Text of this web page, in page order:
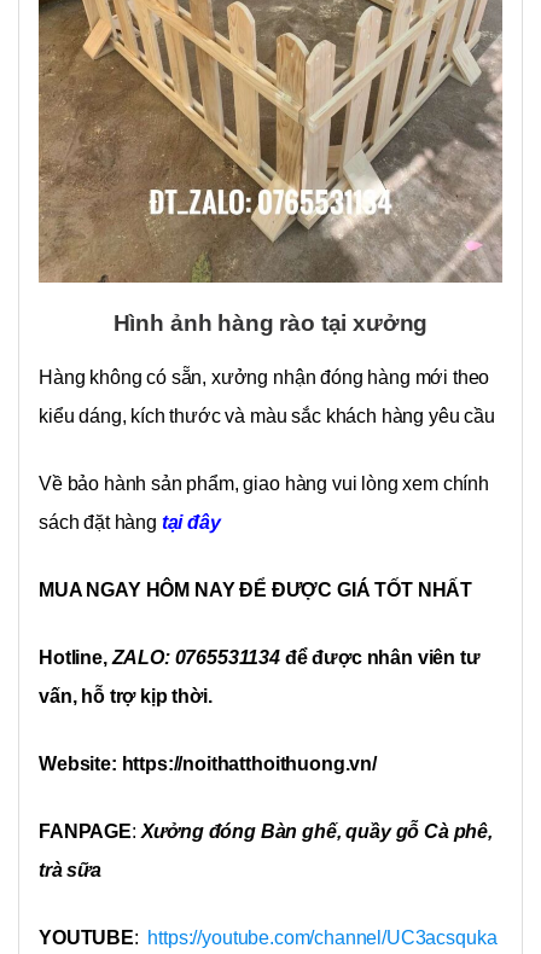
Hình ảnh hàng rào tại xưởng
Hàng không có sẵn, xưởng nhận đóng hàng mới theo
kiểu dáng, kích thước và màu sắc khách hàng yêu cầu
Về bảo hành sản phẩm, giao hàng vui lòng xem chính
sách đặt hàng tại đây
MUA NGAY HÔM NAY ĐỂ ĐƯỢC GIÁ TỐT NHẤT
Hotline, ZALO: 0765531134 để được nhân viên tư
vấn, hỗ trợ kịp thời.
Website: https://noithatthoithuong.vn/
FANPAGE: Xưởng đóng Bàn ghế, quầy gỗ Cà phê,
trà sữa
YOUTUBE: https://youtube.com/channel/UC3acsquka